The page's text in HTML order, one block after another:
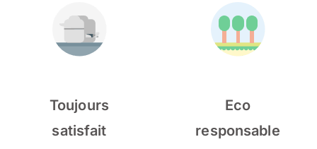
Toujours
satisfait
Eco
responsable